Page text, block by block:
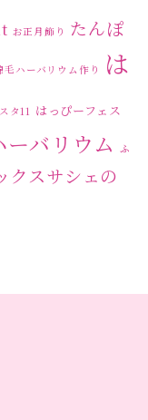
お正月飾り たんぽ
毛ハーバリウム作り
は
タ11 はっぴーフェス
バリウム ふ
クスサシェの